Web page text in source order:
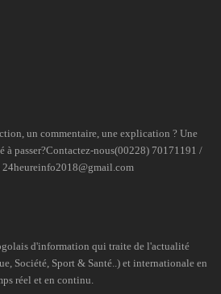
un commentaire, une explication ? Une
passer?Contactez-nous(00228) 70171191 /
d'information qui traite de l'actualité
Société, Sport & Santé..) et internationale en
réel et en continu.